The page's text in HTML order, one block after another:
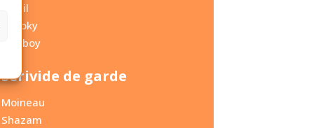
Soleil
Spooky
Cowboy
Serivide de garde
Moineau
Shazam